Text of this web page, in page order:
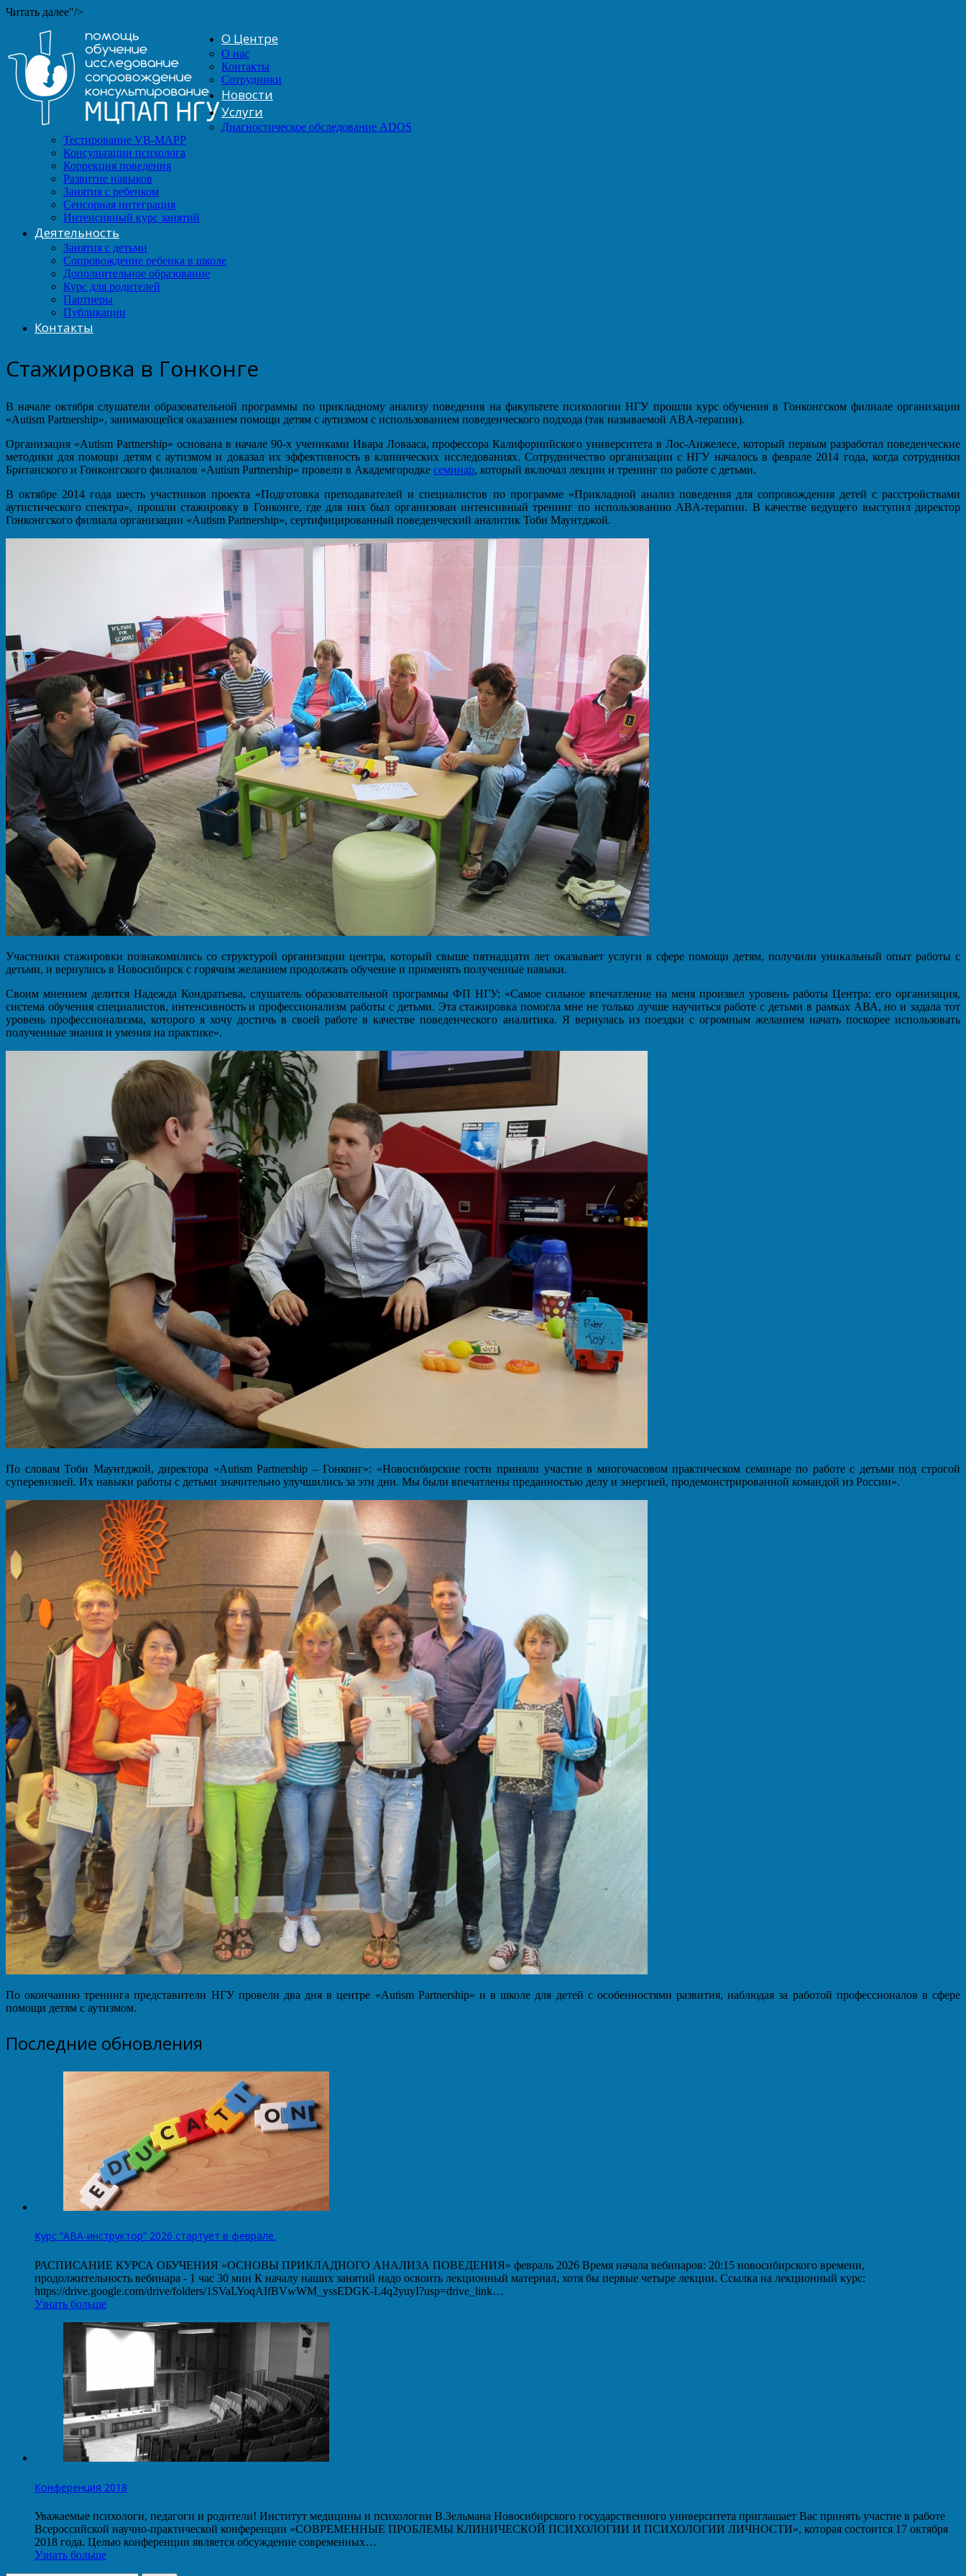
Читать далее"/>
О Центре
О нас
Контакты
Сотрудники
Новости
Услуги
Диагностическое обследование ADOS
Тестирование VB-MAPP
Консультации психолога
Коррекция поведения
Развитие навыков
Занятия с ребенком
Сенсорная интеграция
Интенсивный курс занятий
Деятельность
Занятия с детьми
Сопровождение ребенка в школе
Дополнительное образование
Курс для родителей
Партнеры
Публикации
Контакты
Стажировка в Гонконге
В начале октября слушатели образовательной программы по прикладному анализу поведения на факультете психологии НГУ прошли курс обучения в Гонконгском филиале организации
«Autism Partnership», занимающейся оказанием помощи детям с аутизмом с использованием поведенческого подхода (так называемой ABA-терапии).
Организация «Autism Partnership» основана в начале 90-х учениками Ивара Ловааса, профессора Калифорнийского университета в Лос-Анжелесе, который первым разработал поведенческие
методики для помощи детям с аутизмом и доказал их эффективность в клинических исследованиях. Сотрудничество организации с НГУ началось в феврале 2014 года, когда сотрудники
Британского и Гонконгского филиалов «Autism Partnership» провели в Академгородке семинар, который включал лекции и тренинг по работе с детьми.
В октябре 2014 года шесть участников проекта «Подготовка преподавателей и специалистов по программе «Прикладной анализ поведения для сопровождения детей с расстройствами
аутистического спектра», прошли стажировку в Гонконге, где для них был организован интенсивный тренинг по использованию ABA-терапии. В качестве ведущего выступил директор
Гонконгского филиала организации «Autism Partnership», сертифицированный поведенческий аналитик Тоби Маунтджой.
Участники стажировки познакомились со структурой организации центра, который свыше пятнадцати лет оказывает услуги в сфере помощи детям, получили уникальный опыт работы с
детьми, и вернулись в Новосибирск с горячим желанием продолжать обучение и применять полученные навыки.
Своим мнением делится Надежда Кондратьева, слушатель образовательной программы ФП НГУ: «Самое сильное впечатление на меня произвел уровень работы Центра: его организация,
система обучения специалистов, интенсивность и профессионализм работы с детьми. Эта стажировка помогла мне не только лучше научиться работе с детьми в рамках АВА, но и задала тот
уровень профессионализма, которого я хочу достичь в своей работе в качестве поведенческого аналитика. Я вернулась из поездки с огромным желанием начать поскорее использовать
полученные знания и умения на практике».
По словам Тоби Маунтджой, директора «Autism Partnership – Гонконг»: «Новосибирские гости приняли участие в многочасовом практическом семинаре по работе с детьми под строгой
суперевизией. Их навыки работы с детьми значительно улучшились за эти дни. Мы были впечатлены преданностью делу и энергией, продемонстрированной командой из России».
По окончанию тренинга представители НГУ провели два дня в центре «Autism Partnership» и в школе для детей с особенностями развития, наблюдая за работой профессионалов в сфере
помощи детям с аутизмом.
Последние обновления
Курс “АВА-инструктор” 2026 стартует в феврале.
РАСПИСАНИЕ КУРСА ОБУЧЕНИЯ «ОСНОВЫ ПРИКЛАДНОГО АНАЛИЗА ПОВЕДЕНИЯ» февраль 2026 Время начала вебинаров: 20:15 новосибирского времени,
продолжительность вебинара - 1 час 30 мин К началу наших занятий надо освоить лекционный материал, хотя бы первые четыре лекции. Ссылка на лекционный курс:
https://drive.google.com/drive/folders/1SVaLYoqAIfBVwWM_yssEDGK-L4q2yuyI?usp=drive_link…
Узнать больше
Конференция 2018
Уважаемые психологи, педагоги и родители! Институт медицины и психологии В.Зельмана Новосибирского государственного университета приглашает Вас принять участие в работе
Всероссийской научно-практической конференции «СОВРЕМЕННЫЕ ПРОБЛЕМЫ КЛИНИЧЕСКОЙ ПСИХОЛОГИИ И ПСИХОЛОГИИ ЛИЧНОСТИ», которая состоится 17 октября
2018 года. Целью конференции является обсуждение современных…
Узнать больше